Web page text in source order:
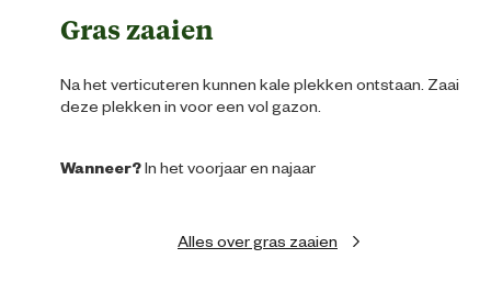
Gras zaaien
Na het verticuteren kunnen kale plekken ontstaan. Zaai
deze plekken in voor een vol gazon.
Wanneer?In het voorjaar en najaar
Alles over gras zaaien